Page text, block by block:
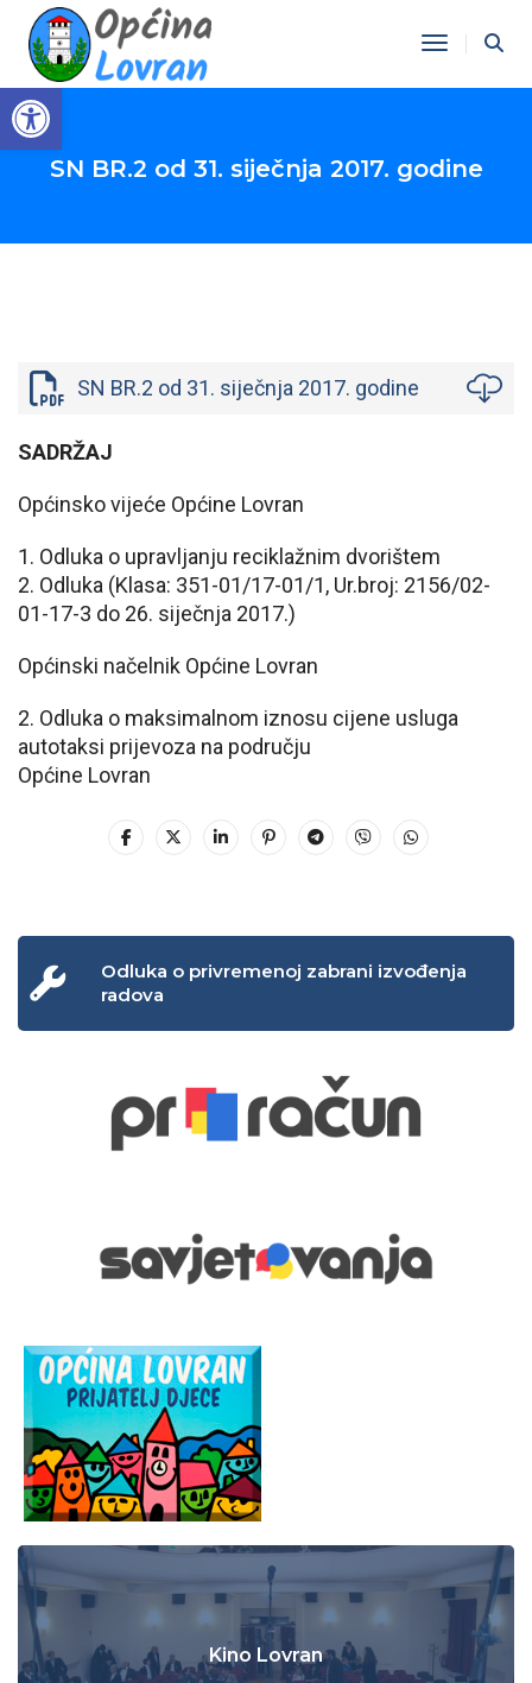
Open toolbar
Toggle
SN BR.2 od 31. siječnja 2017. godine
SN BR.2 od 31. siječnja 2017. godine
SADRŽAJ
Općinsko vijeće Općine Lovran
1. Odluka o upravljanju reciklažnim dvorištem
2. Odluka (Klasa: 351-01/17-01/1, Ur.broj: 2156/02-
01-17-3 do 26. siječnja 2017.)
Općinski načelnik Općine Lovran
2. Odluka o maksimalnom iznosu cijene usluga
autotaksi prijevoza na području
Općine Lovran
Odluka o privremenoj zabrani izvođenja
radova
Kino Lovran